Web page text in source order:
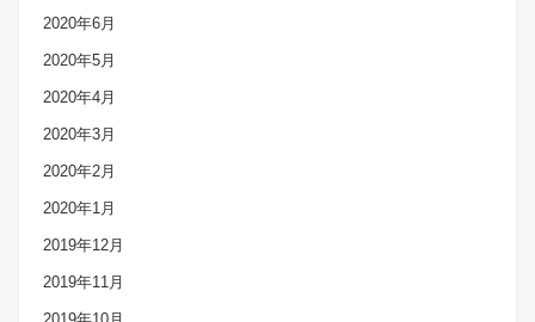
2020年6月
2020年5月
2020年4月
2020年3月
2020年2月
2020年1月
2019年12月
2019年11月